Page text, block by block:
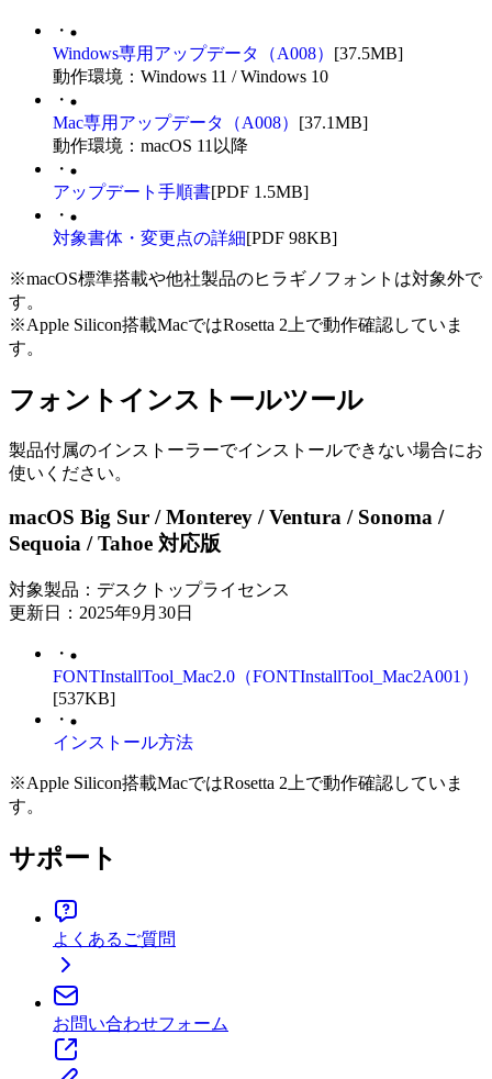
・
Windows専用アップデータ（A008） [37.5MB]
動作環境：Windows 11 / Windows 10
・
Mac専用アップデータ（A008） [37.1MB]
動作環境：macOS 11以降
・
アップデート手順書[PDF 1.5MB]
・
対象書体・変更点の詳細[PDF 98KB]
※macOS標準搭載や他社製品のヒラギノフォントは対象外で
す。
※Apple Silicon搭載MacではRosetta 2上で動作確認していま
す。
フォントインストールツール
製品付属のインストーラーでインストールできない場合にお
使いください。
macOS Big Sur / Monterey / Ventura / Sonoma /
Sequoia / Tahoe 対応版
対象製品：デスクトップライセンス
更新日：2025年9月30日
・
FONTInstallTool_Mac2.0（FONTInstallTool_Mac2A001）
[537KB]
・
インストール方法
※Apple Silicon搭載MacではRosetta 2上で動作確認していま
す。
サポート
よくあるご質問
お問い合わせフォーム